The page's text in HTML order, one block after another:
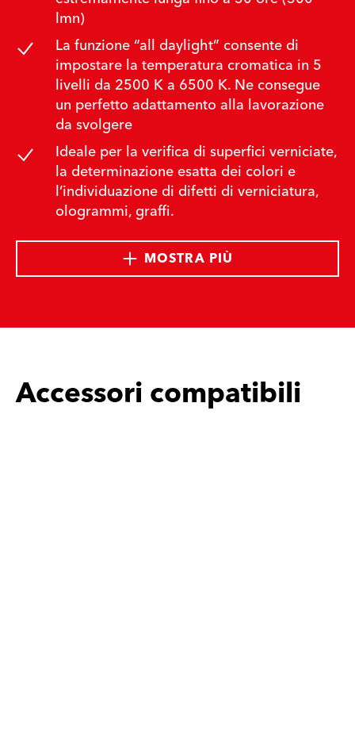
lmn)
La funzione “all daylight” consente di
impostare la temperatura cromatica in 5
livelli da 2500 K a 6500 K. Ne consegue
un perfetto adattamento alla lavorazione
da svolgere
Ideale per la verifica di superfici verniciate,
la determinazione esatta dei colori e
l’individuazione di difetti di verniciatura,
ologrammi, graffi.
MOSTRA PIÙ
Accessori compatibili